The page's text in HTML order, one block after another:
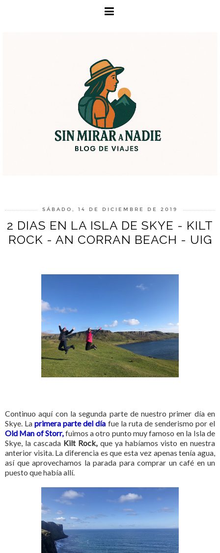
SÁBADO, 14 DE DICIEMBRE DE 2019
2 DIAS EN LA ISLA DE SKYE - KILT
ROCK - AN CORRAN BEACH - UIG
Continuo aquí con la segunda parte de nuestro primer día en
Skye. Laprimera parte del día fue la ruta de senderismo por el
Old Man of Storr,fuimos a otro punto muy famoso en la Isla de
Skye, la cascada Kilt Rock, que ya habíamos visto en nuestra
anterior visita. La diferencia es que esta vez apenas tenía agua,
así que aprovechamos la parada para comprar un café en un
puesto que había allí.